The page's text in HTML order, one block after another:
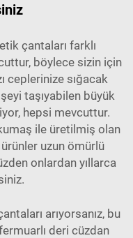
çantaları farklı
böylece sizin için
ceplerinize sığacak
taşıyabilen büyük
hepsi mevcuttur.
ile üretilmiş olan
ürünler uzun ömürlü
onlardan yıllarca
arıyorsanız, bu
deri cüzdan